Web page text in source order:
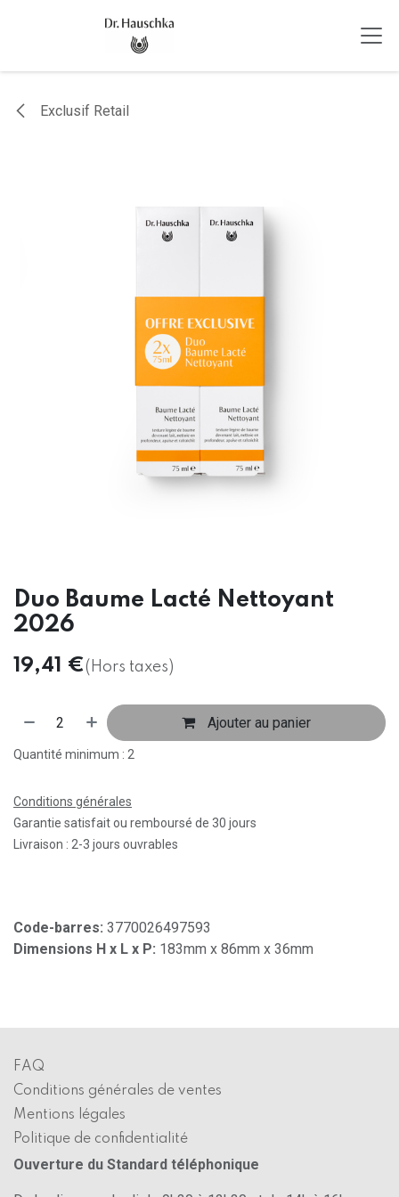
Exclusif Retail
Duo Baume Lacté Nettoyant
2026
19,41 €(Hors taxes)
Ajouter au panier
Quantité minimum : 2
Conditions générales
Garantie satisfait ou remboursé de 30 jours
Livraison : 2-3 jours ouvrables
Code-barres: 3770026497593
Dimensions H x L x P: 183mm x 86mm x 36mm
FAQ
Conditions générales de ventes
Mentions légales
Politique de confidentialité
Ouverture du Standard téléphonique